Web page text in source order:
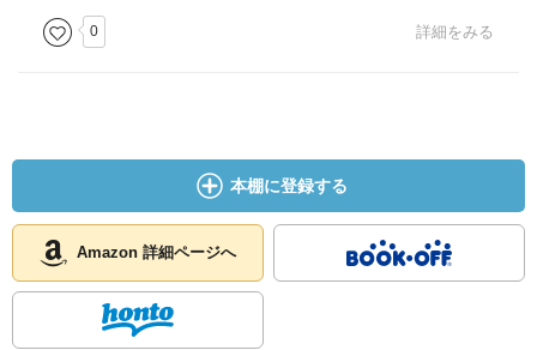
0 詳細をみる
本棚に登録する
Amazon 詳細ページへ